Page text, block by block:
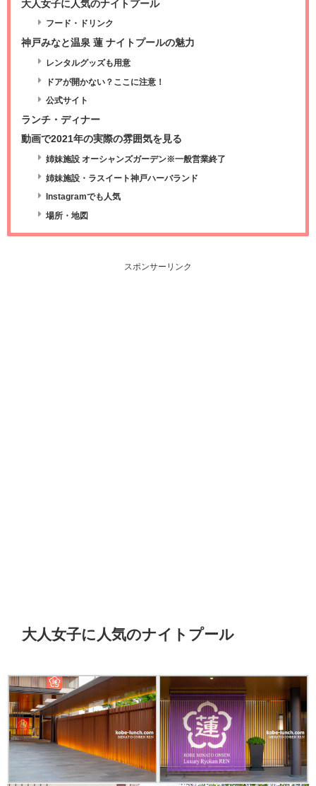
大人女子に人気のナイトプール
フード・ドリンク
神戸みなと温泉 蓮 ナイトプールの魅力
レンタルグッズも用意
ドアが開かない？ここに注意！
公式サイト
ランチ・ディナー
動画で2021年の実際の雰囲気を見る
姉妹施設 オーシャンズガーデン※一般営業終了
姉妹施設・ラスイート神戸ハーバランド
Instagramでも人気
場所・地図
スポンサーリンク
大人女子に人気のナイトプール